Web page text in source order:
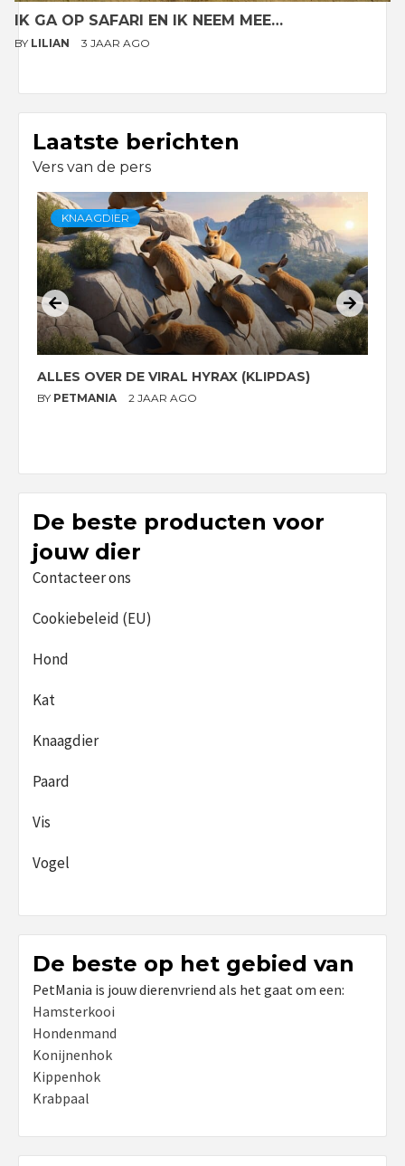
IK GA OP SAFARI EN IK NEEM MEE…
BY LILIAN 3 JAAR AGO
Laatste berichten
Vers van de pers
KNAAGDIER
ALLES OVER DE VIRAL HYRAX (KLIPDAS)
BY PETMANIA 2 JAAR AGO
De beste producten voor
jouw dier
Contacteer ons
Cookiebeleid (EU)
Hond
Kat
Knaagdier
Paard
Vis
Vogel
De beste op het gebied van
PetMania is jouw dierenvriend als het gaat om een:
Hamsterkooi
Hondenmand
Konijnenhok
Kippenhok
Krabpaal